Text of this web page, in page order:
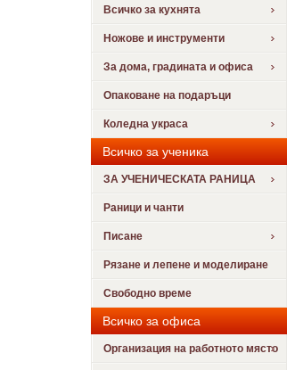
Всичко за кухнята
Ножове и инструменти
За дома, градината и офиса
Опаковане на подаръци
Коледна украса
Всичко за ученика
ЗА УЧЕНИЧЕСКАТА РАНИЦА
Раници и чанти
Писане
Рязане и лепене и моделиране
Свободно време
Всичко за офиса
Организация на работното място